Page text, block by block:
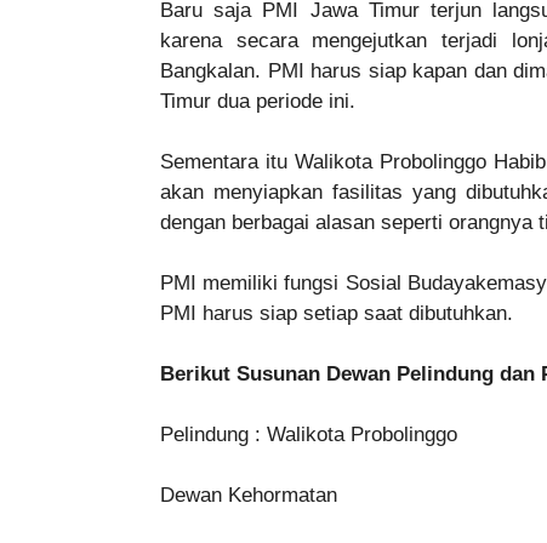
Baru saja PMI Jawa Timur terjun
karena secara mengejutkan terjadi
Bangkalan. PMI harus siap kapan dan
Timur dua periode ini.
Sementara itu Walikota Probolinggo
akan menyiapkan fasilitas yang
dengan berbagai alasan seperti
PMI memiliki fungsi Sosial
PMI harus siap setiap saat dibutuhkan.
Berikut Susunan Dewan Pelindung dan
Pelindung : Walikota Probolinggo
Dewan Kehormatan